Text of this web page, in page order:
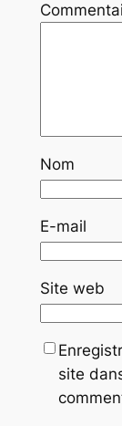
Nom
E-mail
Site web
site